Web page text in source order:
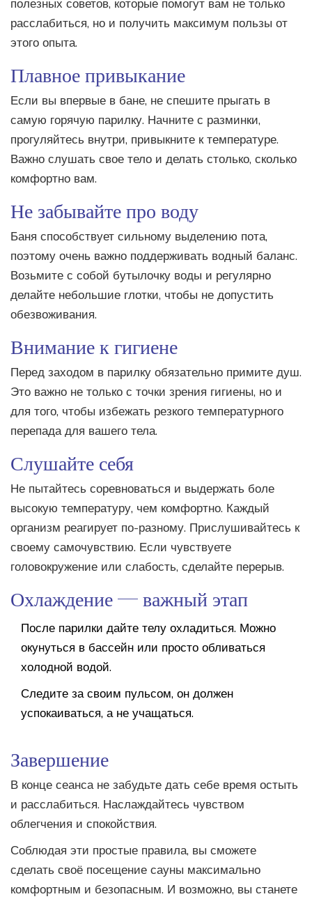
полезных советов, которые помогут вам не только
расслабиться, но и получить максимум пользы от
этого опыта.
Плавное привыкание
Если вы впервые в бане, не спешите прыгать в
самую горячую парилку. Начните с разминки,
прогуляйтесь внутри, привыкните к температуре.
Важно слушать свое тело и делать столько, сколько
комфортно вам.
Не забывайте про воду
Баня способствует сильному выделению пота,
поэтому очень важно поддерживать водный баланс.
Возьмите с собой бутылочку воды и регулярно
делайте небольшие глотки, чтобы не допустить
обезвоживания.
Внимание к гигиене
Перед заходом в парилку обязательно примите душ.
Это важно не только с точки зрения гигиены, но и
для того, чтобы избежать резкого температурного
перепада для вашего тела.
Слушайте себя
Не пытайтесь соревноваться и выдержать боле
высокую температуру, чем комфортно. Каждый
организм реагирует по-разному. Прислушивайтесь к
своему самочувствию. Если чувствуете
головокружение или слабость, сделайте перерыв.
Охлаждение — важный этап
После парилки дайте телу охладиться. Можно
окунуться в бассейн или просто обливаться
холодной водой.
Следите за своим пульсом, он должен
успокаиваться, а не учащаться.
Завершение
В конце сеанса не забудьте дать себе время остыть
и расслабиться. Наслаждайтесь чувством
облегчения и спокойствия.
Соблюдая эти простые правила, вы сможете
сделать своё посещение сауны максимально
комфортным и безопасным. И возможно, вы станете